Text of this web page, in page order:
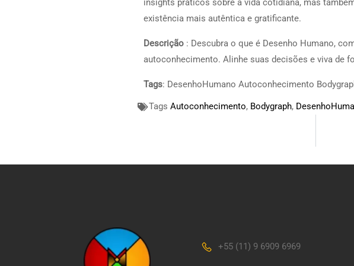
insights práticos sobre a vida cotidiana, mas
existência mais autêntica e gratificante.
Descrição : Descubra o que é Desenho Humano,
autoconhecimento. Alinhe suas decisões e viva de
Tags: DesenhoHumano Autoconhecimento
Tags Autoconhecimento, Bodygraph,
+55 (11) 9 6909 6969